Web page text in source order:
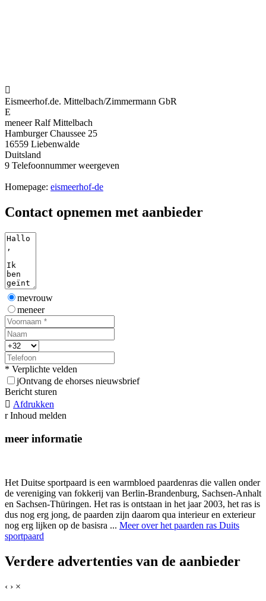

Eismeerhof.de. Mittelbach/Zimmermann GbR
E
meneer Ralf Mittelbach
Hamburger Chaussee 25
16559 Liebenwalde
Duitsland
9 Telefoonnummer weergeven
Homepage: eismeerhof-de
Contact opnemen met aanbieder
mevrouw
meneer
* Verplichte velden
jOntvang de ehorses nieuwsbrief
Bericht sturen
 Afdrukken
r Inhoud melden
meer informatie
Het Duitse sportpaard is een warmbloed paardenras die vallen onder
de vereniging van fokkerij van Berlin-Brandenburg, Sachsen-Anhalt
en Sachsen-Thüringen. Het ras is ontstaan in het jaar 2003, het ras is
dus nog erg jong, de paarden zijn daarom qua interieur en exterieur
nog erg lijken op de basisra ... Meer over het paarden ras Duits
sportpaard
Verdere advertenties van de aanbieder
‹ › ×